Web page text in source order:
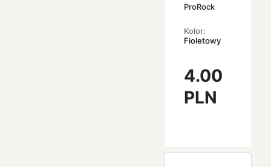
ProRock
Kolor:
Fioletowy
4.00
PLN